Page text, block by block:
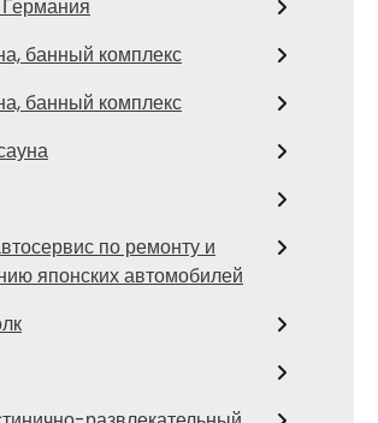
банный комплекс
банный комплекс
по ремонту и
японских автомобилей